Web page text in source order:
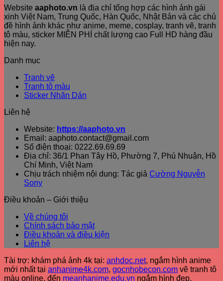
Website aaphoto.vn là địa chỉ tổng hợp các hình ảnh gái
xinh Việt Nam, Trung Quốc, Hàn Quốc, Nhật Bản và các chủ
đề hình ảnh khác như anime, meme, cosplay, tranh vẽ, tranh
tô màu, sticker MIỄN PHÍ chất lượng cao Full HD hàng đầu
hiện nay.
Danh mục
Tranh vẽ
Tranh tô màu
Sticker Nhãn Dán
Liên hệ
Website: https://aaphoto.vn
Email: aaphoto.contact@gmail.com
Số điện thoại: 0222.69.69.69
Địa chỉ: 36/1 Phan Tây Hồ, Phường 7, Phú Nhuận, Hồ
Chí Minh, Việt Nam
Chịu trách nhiệm nội dung: Tác giả Cường Nguyễn
Sony
Điều khoản – Giới thiệu
Về chúng tôi
Chính sách bảo mật
Điều khoản và điều kiện
Liên hệ
Tài trợ: khám phá ảnh 4k tại: anhdoc.net, ngắm hình anime
mới nhất tại anhanime4k.com, gocnhobecon.com vẽ tranh tô
màu online, đến meanhanime.edu.vn ngắm hình đẹp,